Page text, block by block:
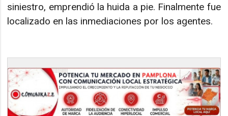
siniestro, emprendió la huida a pie. Finalmente fue
localizado en las inmediaciones por los agentes.